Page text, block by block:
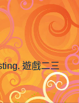
遊戲二三